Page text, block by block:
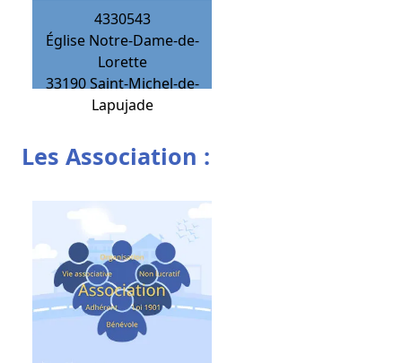
4330543
Église Notre-Dame-de-
Lorette
33190 Saint-Michel-de-
Lapujade
Les Association :